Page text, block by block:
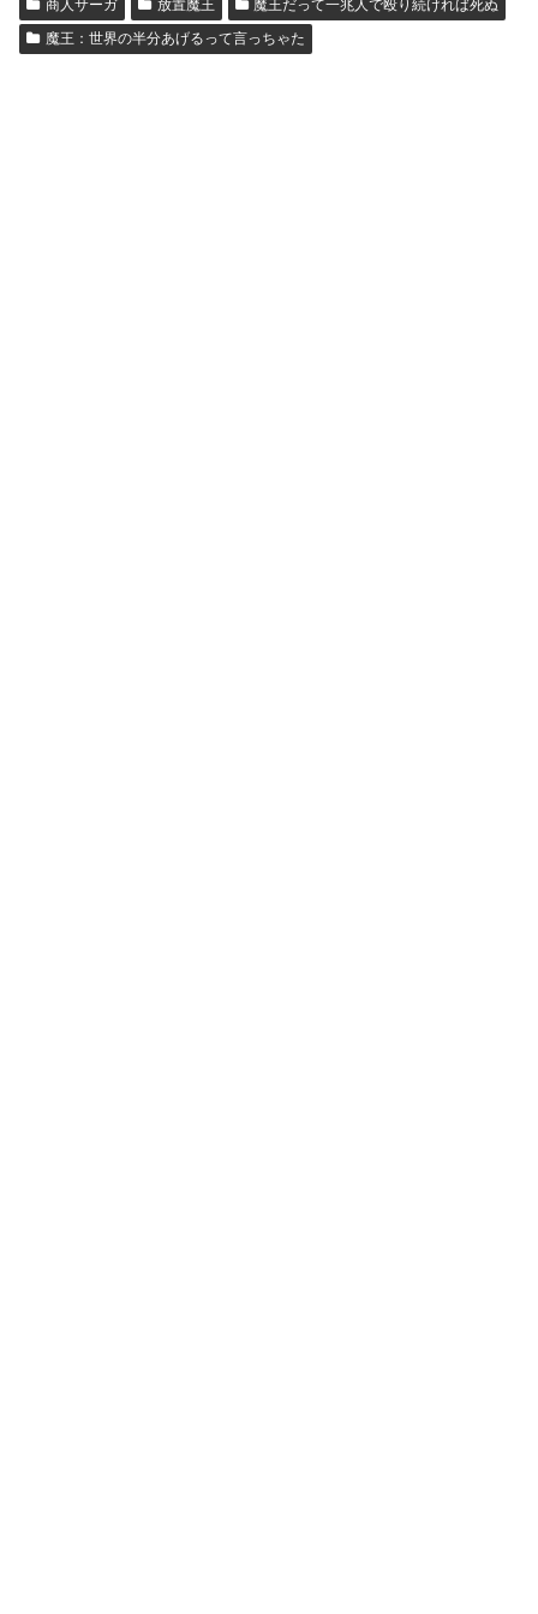
商人サーガ 放置魔王
魔王だって一兆人で殴り続ければ死ぬ
魔王：世界の半分あげるって言っちゃた